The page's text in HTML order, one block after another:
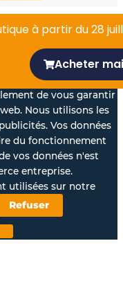
à partir du 28
Acheter
vos données à des
des annonces
de vous garantir
Nous utilisons les
Vos données
du fonctionnement
vos données n'est
entreprise.
utilisées sur notre
Refuser